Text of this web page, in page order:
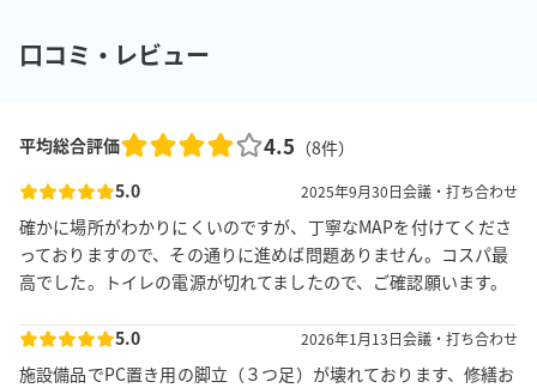
口コミ・レビュー
平均総合評価 4.5 （8件）
5.0
2025年9月30日会議・打ち合わせ
確かに場所がわかりにくいのですが、丁寧なMAPを付けてくださ
っておりますので、その通りに進めば問題ありません。コスパ最
高でした。トイレの電源が切れてましたので、ご確認願います。
5.0 2026年1月13日会議・打ち合わせ
施設備品でPC置き用の脚立（３つ足）が壊れております、修繕お